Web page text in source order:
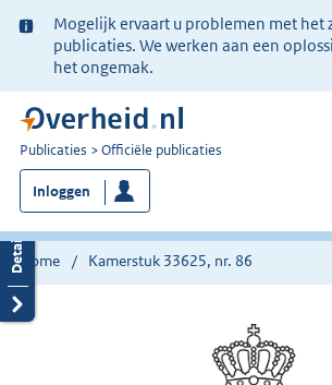
Ter
informatie:
Mogelijk ervaart u problemen met het
publicaties. We werken aan een
het ongemak.
U
bent
nu
hier:
Publicaties Officiële publicaties
Inloggen
Home Kamerstuk 33625, nr. 86